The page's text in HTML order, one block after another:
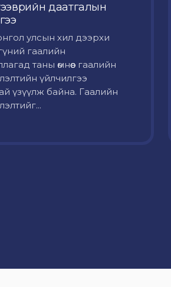
даатгалын
улсын хил дээрхи
гаалийн
таны өмнөөс гаалийн
үйлчилгээ
үзүүлж байна. Гаалийн